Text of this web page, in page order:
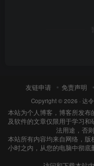
友链申请 免责声明
Copyright © 2026 · 达
本站为个人博客，博客所发
及软件的文章仅限用于学习
法用途，否
本站所有内容均来自网络，
小时之内，从您的电脑中彻